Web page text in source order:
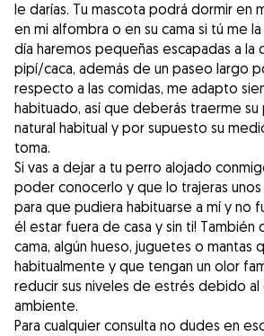
le darías. Tu mascota podrá dormir en
en mi alfombra o en su cama si tú me
día haremos pequeñas escapadas a la
pipí/caca, además de un paseo largo
respecto a las comidas, me adapto
habituado, así que deberás traerme
natural habitual y por supuesto su
toma.
Si vas a dejar a tu perro alojado
poder conocerlo y que lo trajeras
para que pudiera habituarse a mí y no
él estar fuera de casa y sin ti! También
cama, algún hueso, juguetes o mantas
habitualmente y que tengan un olor
reducir sus niveles de estrés debido
ambiente.
Para cualquier consulta no dudes en